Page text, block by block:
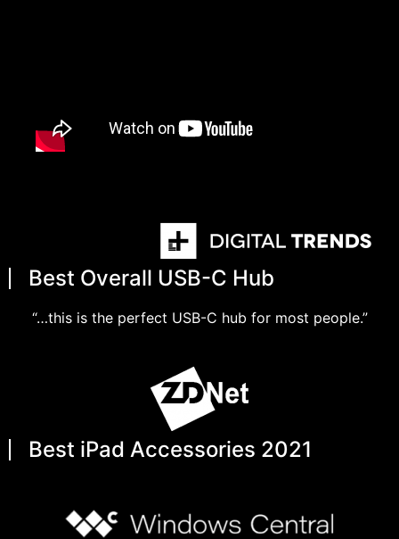
Best Overall USB-C Hub
“…this is the perfect USB-C hub for most people.”
Best iPad Accessories 2021